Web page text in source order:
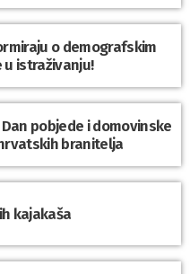
o demografskim
u istraživanju!
pobjede i domovinske
branitelja
kajakaša